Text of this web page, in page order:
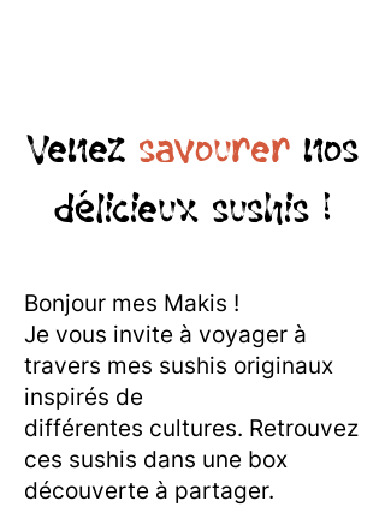
Venez savourer nos
délicieux sushis !
Bonjour mes Makis !
Je vous invite à voyager à
travers mes sushis originaux
inspirés de
différentes cultures. Retrouvez
ces sushis dans une box
découverte à partager.